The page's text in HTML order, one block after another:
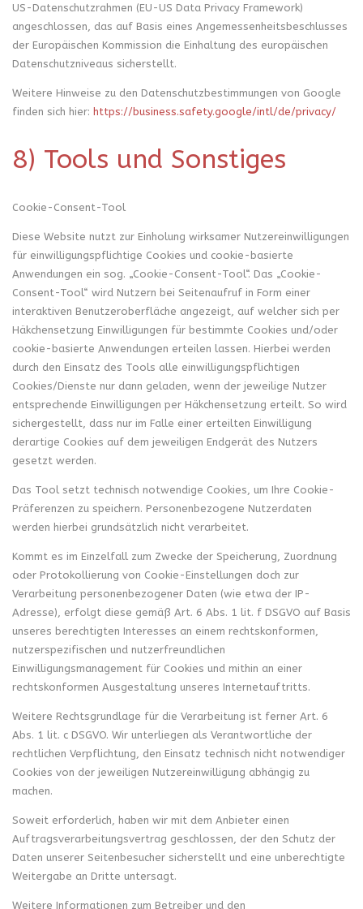
US-Datenschutzrahmen (EU-US Data Privacy Framework)
angeschlossen, das auf Basis eines Angemessenheitsbeschlusses
der Europäischen Kommission die Einhaltung des europäischen
Datenschutzniveaus sicherstellt.
Weitere Hinweise zu den Datenschutzbestimmungen von Google
finden sich hier: https://business.safety.google/intl/de/privacy/
8) Tools und Sonstiges
Cookie-Consent-Tool
Diese Website nutzt zur Einholung wirksamer Nutzereinwilligungen
für einwilligungspflichtige Cookies und cookie-basierte
Anwendungen ein sog. „Cookie-Consent-Tool“. Das „Cookie-
Consent-Tool“ wird Nutzern bei Seitenaufruf in Form einer
interaktiven Benutzeroberfläche angezeigt, auf welcher sich per
Häkchensetzung Einwilligungen für bestimmte Cookies und/oder
cookie-basierte Anwendungen erteilen lassen. Hierbei werden
durch den Einsatz des Tools alle einwilligungspflichtigen
Cookies/Dienste nur dann geladen, wenn der jeweilige Nutzer
entsprechende Einwilligungen per Häkchensetzung erteilt. So wird
sichergestellt, dass nur im Falle einer erteilten Einwilligung
derartige Cookies auf dem jeweiligen Endgerät des Nutzers
gesetzt werden.
Das Tool setzt technisch notwendige Cookies, um Ihre Cookie-
Präferenzen zu speichern. Personenbezogene Nutzerdaten
werden hierbei grundsätzlich nicht verarbeitet.
Kommt es im Einzelfall zum Zwecke der Speicherung, Zuordnung
oder Protokollierung von Cookie-Einstellungen doch zur
Verarbeitung personenbezogener Daten (wie etwa der IP-
Adresse), erfolgt diese gemäß Art. 6 Abs. 1 lit. f DSGVO auf Basis
unseres berechtigten Interesses an einem rechtskonformen,
nutzerspezifischen und nutzerfreundlichen
Einwilligungsmanagement für Cookies und mithin an einer
rechtskonformen Ausgestaltung unseres Internetauftritts.
Weitere Rechtsgrundlage für die Verarbeitung ist ferner Art. 6
Abs. 1 lit. c DSGVO. Wir unterliegen als Verantwortliche der
rechtlichen Verpflichtung, den Einsatz technisch nicht notwendiger
Cookies von der jeweiligen Nutzereinwilligung abhängig zu
machen.
Soweit erforderlich, haben wir mit dem Anbieter einen
Auftragsverarbeitungsvertrag geschlossen, der den Schutz der
Daten unserer Seitenbesucher sicherstellt und eine unberechtigte
Weitergabe an Dritte untersagt.
Weitere Informationen zum Betreiber und den